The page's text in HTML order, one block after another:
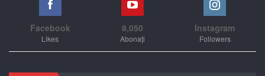
Facebook
Likes
8,050
Abonați
Instagram
Followers